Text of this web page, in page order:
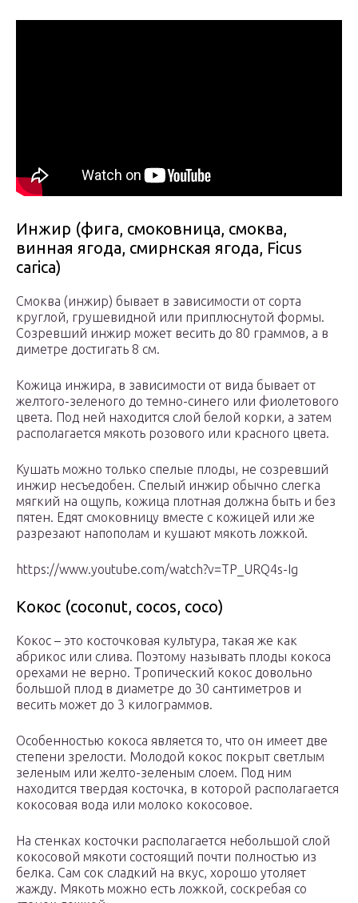
Инжир (фига, смоковница, смоква,
винная ягода, смирнская ягода, Ficus
carica)
Смоква (инжир) бывает в зависимости от сорта
круглой, грушевидной или приплюснутой формы.
Созревший инжир может весить до 80 граммов, а в
диметре достигать 8 см.
Кожица инжира, в зависимости от вида бывает от
желтого-зеленого до темно-синего или фиолетового
цвета. Под ней находится слой белой корки, а затем
располагается мякоть розового или красного цвета.
Кушать можно только спелые плоды, не созревший
инжир несъедобен. Спелый инжир обычно слегка
мягкий на ощупь, кожица плотная должна быть и без
пятен. Едят смоковницу вместе с кожицей или же
разрезают напополам и кушают мякоть ложкой.
https://www.youtube.com/watch?v=TP_URQ4s-Ig
Кокос (coconut, cocos, coco)
Кокос – это косточковая культура, такая же как
абрикос или слива. Поэтому называть плоды кокоса
орехами не верно. Тропический кокос довольно
большой плод в диаметре до 30 сантиметров и
весить может до 3 килограммов.
Особенностью кокоса является то, что он имеет две
степени зрелости. Молодой кокос покрыт светлым
зеленым или желто-зеленым слоем. Под ним
находится твердая косточка, в которой располагается
кокосовая вода или молоко кокосовое.
На стенках косточки располагается небольшой слой
кокосовой мякоти состоящий почти полностью из
белка. Сам сок сладкий на вкус, хорошо утоляет
жажду. Мякоть можно есть ложкой, соскребая со